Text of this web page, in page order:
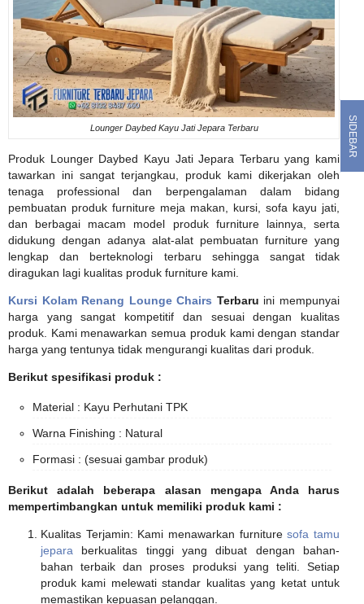
Lounger Daybed Kayu Jati Jepara Terbaru
Produk Lounger Daybed Kayu Jati Jepara Terbaru yang kami
tawarkan ini sangat terjangkau, produk kami dikerjakan oleh
tenaga professional dan berpengalaman dalam bidang
pembuatan produk furniture meja makan, kursi, sofa kayu jati,
dan berbagai macam model produk furniture lainnya, serta
didukung dengan adanya alat-alat pembuatan furniture yang
lengkap dan berteknologi terbaru sehingga sangat tidak
diragukan lagi kualitas produk furniture kami.
Kursi Kolam Renang Lounge Chairs Terbaru ini mempunyai
harga yang sangat kompetitif dan sesuai dengan kualitas
produk. Kami menawarkan semua produk kami dengan standar
harga yang tentunya tidak mengurangi kualitas dari produk.
Berikut spesifikasi produk :
Material : Kayu Perhutani TPK
Warna Finishing : Natural
Formasi : (sesuai gambar produk)
Berikut adalah beberapa alasan mengapa Anda harus
mempertimbangkan untuk memiliki produk kami :
Kualitas Terjamin: Kami menawarkan furnituresofa tamu
jepara berkualitas tinggi yang dibuat dengan bahan-
bahan terbaik dan proses produksi yang teliti. Setiap
produk kami melewati standar kualitas yang ketat untuk
memastikan kepuasan pelanggan.
SIDEBAR